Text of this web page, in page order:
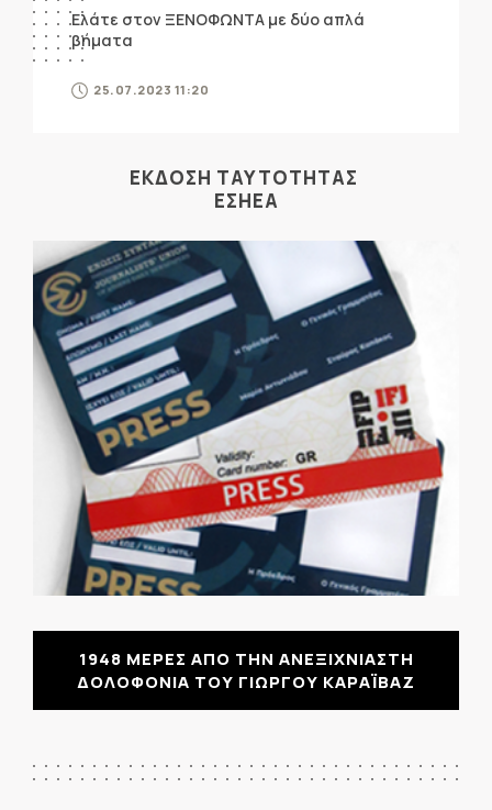
Ελάτε στον ΞΕΝΟΦΩΝΤΑ με δύο απλά
βήματα
25.07.2023 11:20
ΕΚΔΟΣΗ ΤΑΥΤΟΤΗΤΑΣ
ΕΣΗΕΑ
1948 ΜΕΡΕΣ ΑΠΟ ΤΗΝ ΑΝΕΞΙΧΝΙΑΣΤΗ
ΔΟΛΟΦΟΝΙΑ ΤΟΥ ΓΙΩΡΓΟΥ ΚΑΡΑΪΒΑΖ